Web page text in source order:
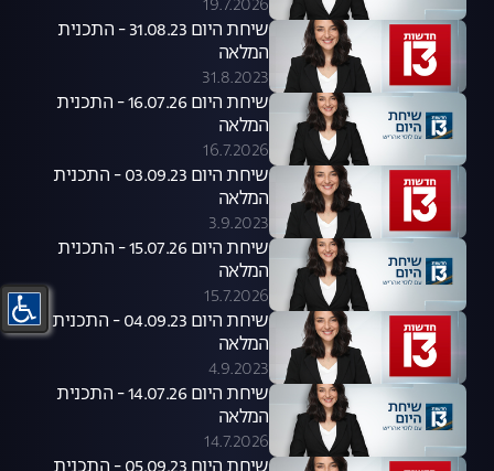
19.7.2026
שיחת היום 31.08.23 - התכנית
המלאה
31.8.2023
שיחת היום 16.07.26 - התכנית
המלאה
16.7.2026
שיחת היום 03.09.23 - התכנית
המלאה
3.9.2023
שיחת היום 15.07.26 - התכנית
המלאה
15.7.2026
שיחת היום 04.09.23 - התכנית
המלאה
4.9.2023
שיחת היום 14.07.26 - התכנית
המלאה
14.7.2026